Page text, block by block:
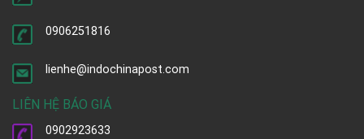
0906251816
lienhe@indochinapost.com
LIÊN HỆ BÁO GIÁ
0902923633